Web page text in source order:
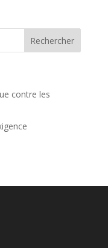
contre les